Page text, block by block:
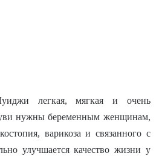
легкая, мягкая и очень
нужны беременным женщинам,
варикоза и связанного с
улучшается качество жизни у